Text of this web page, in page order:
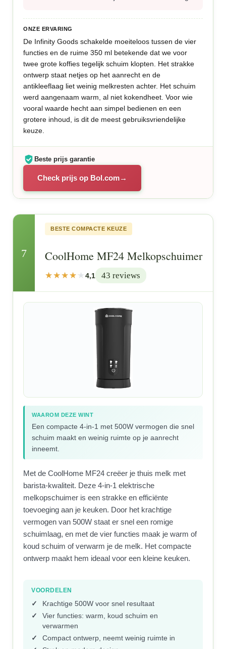
ONZE ERVARING
De Infinity Goods schakelde moeiteloos tussen de vier
functies en de ruime 350 ml betekende dat we voor
twee grote koffies tegelijk schuim klopten. Het strakke
ontwerp staat netjes op het aanrecht en de
antikleeflaag liet weinig melkresten achter. Het schuim
werd aangenaam warm, al niet kokendheet. Voor wie
vooral waarde hecht aan simpel bedienen en een
grotere inhoud, is dit de meest gebruiksvriendelijke
keuze.
Beste prijs garantie
Check prijs op Bol.com
7
BESTE COMPACTE KEUZE
CoolHome MF24 Melkopschuimer
4,1 43 reviews
WAAROM DEZE WINT
Een compacte 4-in-1 met 500W vermogen die snel
schuim maakt en weinig ruimte op je aanrecht
inneemt.
Met de CoolHome MF24 creëer je thuis melk met
barista-kwaliteit. Deze 4-in-1 elektrische
melkopschuimer is een strakke en efficiënte
toevoeging aan je keuken. Door het krachtige
vermogen van 500W staat er snel een romige
schuimlaag, en met de vier functies maak je warm of
koud schuim of verwarm je de melk. Het compacte
ontwerp maakt hem ideaal voor een kleine keuken.
VOORDELEN
Krachtige 500W voor snel resultaat
Vier functies: warm, koud schuim en
verwarmen
Compact ontwerp, neemt weinig ruimte in